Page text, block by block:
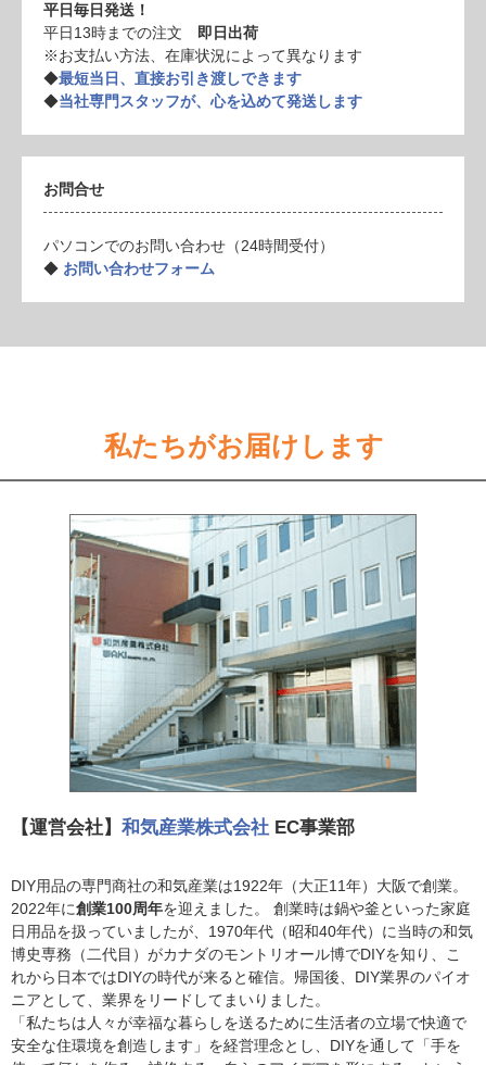
平日毎日発送！
平日13時までの注文 即日出荷
※お支払い方法、在庫状況によって異なります
◆最短当日、直接お引き渡しできます
◆当社専門スタッフが、心を込めて発送します
お問合せ
パソコンでのお問い合わせ（24時間受付）
◆ お問い合わせフォーム
私たちがお届けします
【運営会社】 和気産業株式会社 EC事業部
DIY用品の専門商社の和気産業は1922年（大正11年）大阪で創業。
2022年に創業100周年を迎えました。 創業時は鍋や釜といった家庭
日用品を扱っていましたが、1970年代（昭和40年代）に当時の和気
博史専務（二代目）がカナダのモントリオール博でDIYを知り、こ
れから日本ではDIYの時代が来ると確信。帰国後、DIY業界のパイオ
ニアとして、業界をリードしてまいりました。
「私たちは人々が幸福な暮らしを送るために生活者の立場で快適で
安全な住環境を創造します」を経営理念とし、DIYを通して「手を